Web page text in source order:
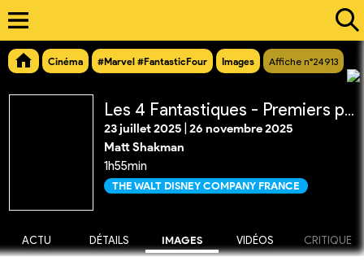
Cinéma #Marvel #FantasticFour Images Affiche n°24913
Les 4 Fantastiques - Premiers pas
23 juillet 2025 26 novembre 2025
Matt Shakman
1h55min
THE WALT DISNEY COMPANY FRANCE
ACTU DÉTAILS IMAGES VIDÉOS CRITIQUE